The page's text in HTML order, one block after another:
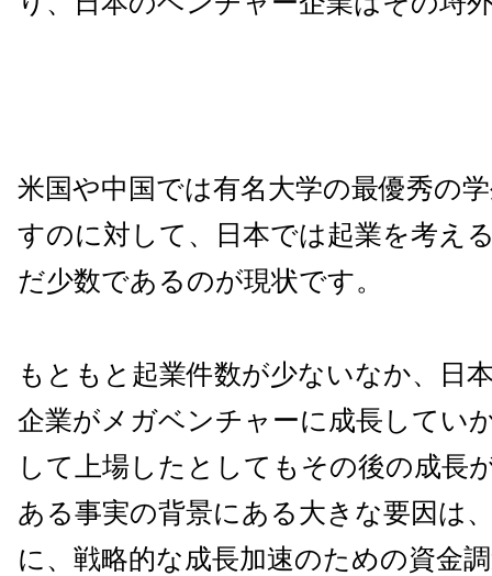
米国や中国では有名大学の最優秀の
すのに対して、日本では起業を考え
だ少数であるのが現状です。
もともと起業件数が少ないなか、日
企業がメガベンチャーに成長してい
して上場したとしてもその後の成長
ある事実の背景にある大きな要因は
に、戦略的な成長加速のための資金